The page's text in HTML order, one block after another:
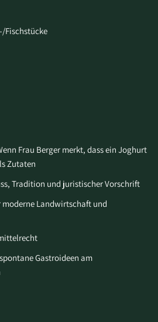
Fischstücke
Frau Berger merkt, dass ein Joghurt
Zutaten
Tradition und juristischer Vorschrift
Landwirtschaft und
Gastroideen am